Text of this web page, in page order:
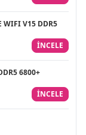
WIFI V15 DDR5
INCELE
6800+
INCELE